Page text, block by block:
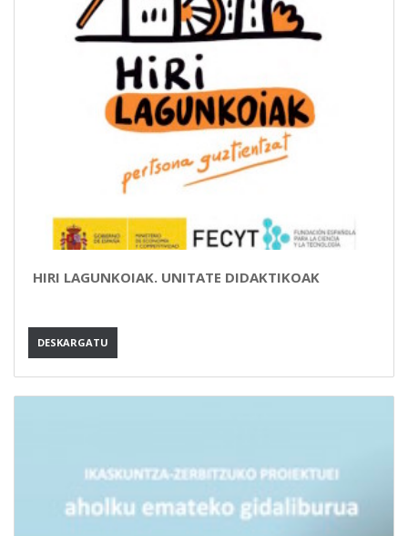
HIRI LAGUNKOIAK. UNITATE DIDAKTIKOAK
DESKARGATU